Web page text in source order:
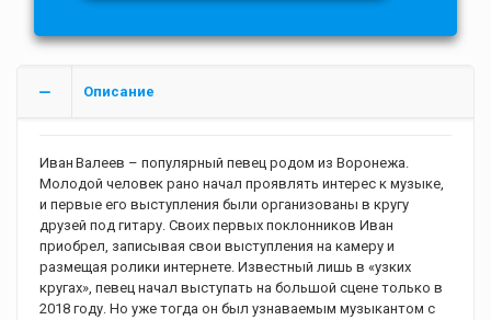
Описание
Иван Валеев – популярный певец родом из Воронежа.
Молодой человек рано начал проявлять интерес к музыке,
и первые его выступления были организованы в кругу
друзей под гитару. Своих первых поклонников Иван
приобрел, записывая свои выступления на камеру и
размещая ролики интернете. Известный лишь в «узких
кругах», певец начал выступать на большой сцене только в
2018 году. Но уже тогда он был узнаваемым музыкантом с